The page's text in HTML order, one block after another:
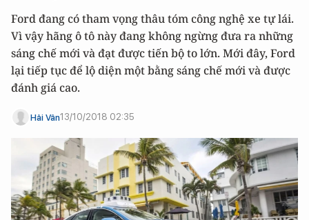
Ford đang có tham vọng thâu tóm công nghệ xe tự lái.
Vì vậy hãng ô tô này đang không ngừng đưa ra những
sáng chế mới và đạt được tiến bộ to lớn. Mới đây, Ford
lại tiếp tục để lộ diện một bằng sáng chế mới và được
đánh giá cao.
Hải Vân13/10/2018 02:35